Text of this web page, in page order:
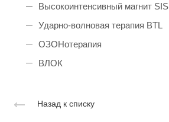
Высокоинтенсивный магнит SIS
Ударно-волновая терапия BTL
ОЗОНотерапия
ВЛОК
Назад к списку